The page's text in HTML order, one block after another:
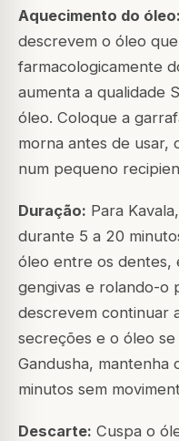
Aquecimento do óleo:
descrevem o óleo
farmacologicamente
aumenta a qualidade
óleo. Coloque a
morna antes de usar,
num pequeno
Duração: Para
durante 5 a 20
óleo entre os dentes,
gengivas e rolando-o
descrevem continuar
secreções e o óleo
Gandusha, mantenha
minutos sem
Descarte: Cuspa o